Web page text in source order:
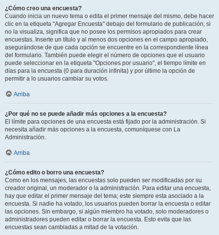
¿Cómo creo una encuesta?
Cuando inicia un nuevo tema o edita el primer mensaje del mismo, debe hacer
clic en la etiqueta "Agregar Encuesta" debajo del formulario de publicación; si
no la visualiza, significa que no posee los permisos apropiados para crear
encuestas. Inserte un título y al menos dos opciones en el campo apropiado,
asegurándose de que cada opción se encuentre en la correspondiente línea
del formulario. También puede elegir el número de opciones que el usuario
puede seleccionar en la etiqueta "Opciones por usuario", el tiempo límite en
días para la encuesta (0 para duración infinita) y por último la opción de
permitir a lo usuarios cambiar su votos.
Arriba
¿Por qué no se puede añadir más opciones a la encuesta?
El límite para opciones de una encuesta está fijado por la administración. Si
necesita añadir más opciones a la encuesta, comuníquese con La
Administración.
Arriba
¿Cómo edito o borro una encuesta?
Como en los mensajes, las encuestas solo pueden ser modificadas por su
creador original, un moderador o la administración. Para editar una encuesta,
hay que editar el primer mensaje del tema; este siempre esta asociado a la
encuesta. Si nadie ha votado, los usuarios pueden borrar la encuesta o editar
las opciones. Sin embargo, si algún miembro ha votado, solo moderadores o
administradores pueden editar o borrar la encuesta. Esto evita que las
encuestas sean cambiadas a mitad de la votación.